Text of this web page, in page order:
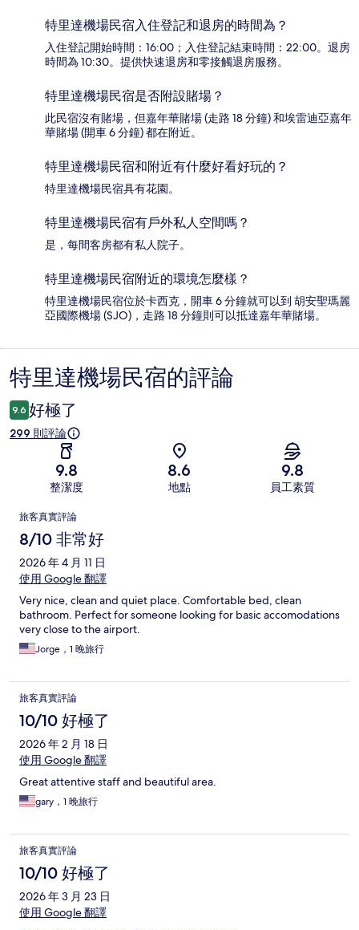
特里達機場民宿入住登記和退房的時間為？
入住登記開始時間：16:00；入住登記結束時間：22:00。退房
時間為 10:30。提供快速退房和零接觸退房服務。
特里達機場民宿是否附設賭場？
此民宿沒有賭場，但嘉年華賭場 (走路 18 分鐘) 和埃雷迪亞嘉年
華賭場 (開車 6 分鐘) 都在附近。
特里達機場民宿和附近有什麼好看好玩的？
特里達機場民宿具有花園。
特里達機場民宿有戶外私人空間嗎？
是，每間客房都有私人院子。
特里達機場民宿附近的環境怎麼樣？
特里達機場民宿位於卡西克，開車 6 分鐘就可以到 胡安聖瑪麗
亞國際機場 (SJO)，走路 18 分鐘則可以抵達嘉年華賭場。
評
論
特里達機場民宿的評論
9.6 好極了
299 則評論
9.8
整潔度
8.6
地點
9.8
員工素質
評
論
旅客真實評論
8/10 非常好
2026 年 4 月 11 日
使用 Google 翻譯
Very nice, clean and quiet place. Comfortable bed, clean
bathroom. Perfect for someone looking for basic accomodations
very close to the airport.
Jorge，1 晚旅行
旅客真實評論
10/10 好極了
2026 年 2 月 18 日
使用 Google 翻譯
Great attentive staff and beautiful area.
gary，1 晚旅行
旅客真實評論
10/10 好極了
2026 年 3 月 23 日
使用 Google 翻譯